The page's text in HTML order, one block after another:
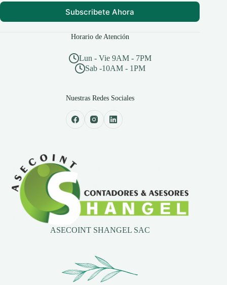
Subscribete Ahora
Horario de Atención
Lun - Vie 9AM - 7PM
Sab -10AM - 1PM
Nuestras Redes Sociales
ASECOINT SHANGEL SAC